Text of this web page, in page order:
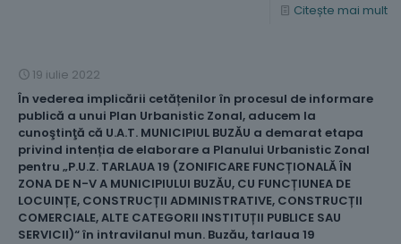
Citește mai mult
19 iulie 2022
În vederea implicării cetățenilor în procesul de informare
publică a unui Plan Urbanistic Zonal, aducem la
cunoştinţă că U.A.T. MUNICIPIUL BUZĂU a demarat etapa
privind intenția de elaborare a Planului Urbanistic Zonal
pentru „P.U.Z. TARLAUA 19 (ZONIFICARE FUNCȚIONALĂ ÎN
ZONA DE N-V A MUNICIPIULUI BUZĂU, CU FUNCȚIUNEA DE
LOCUINȚE, CONSTRUCȚII ADMINISTRATIVE, CONSTRUCȚII
COMERCIALE, ALTE CATEGORII INSTITUȚII PUBLICE SAU
SERVICII)“ în intravilanul mun. Buzău, tarlaua 19